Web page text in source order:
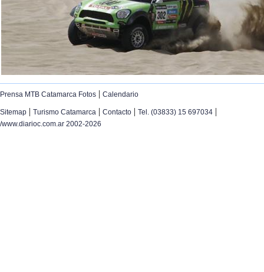
Prensa MTB Catamarca Fotos | Calendario
Sitemap | Turismo Catamarca | Contacto | Tel. (03833) 15 697034 |
/www.diarioc.com.ar 2002-2026